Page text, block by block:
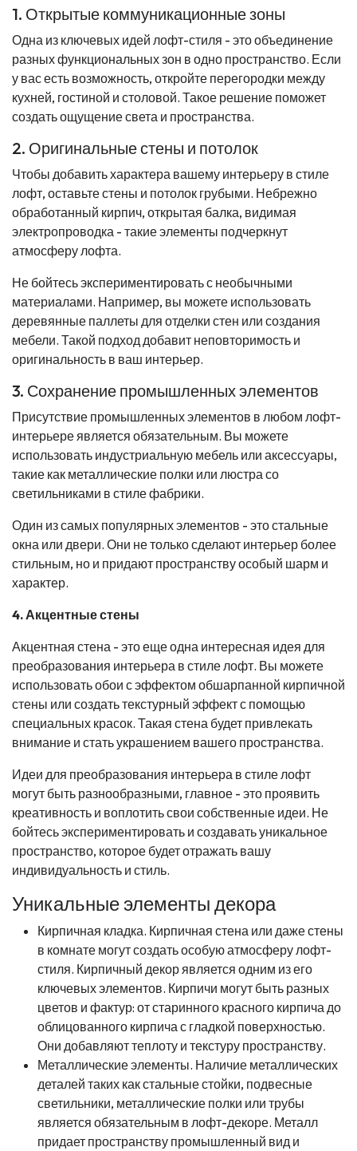
1. Открытые коммуникационные зоны
Одна из ключевых идей лофт-стиля - это объединение
разных функциональных зон в одно пространство. Если
у вас есть возможность, откройте перегородки между
кухней, гостиной и столовой. Такое решение поможет
создать ощущение света и пространства.
2. Оригинальные стены и потолок
Чтобы добавить характера вашему интерьеру в стиле
лофт, оставьте стены и потолок грубыми. Небрежно
обработанный кирпич, открытая балка, видимая
электропроводка - такие элементы подчеркнут
атмосферу лофта.
Не бойтесь экспериментировать с необычными
материалами. Например, вы можете использовать
деревянные паллеты для отделки стен или создания
мебели. Такой подход добавит неповторимость и
оригинальность в ваш интерьер.
3. Сохранение промышленных элементов
Присутствие промышленных элементов в любом лофт-
интерьере является обязательным. Вы можете
использовать индустриальную мебель или аксессуары,
такие как металлические полки или люстра со
светильниками в стиле фабрики.
Один из самых популярных элементов - это стальные
окна или двери. Они не только сделают интерьер более
стильным, но и придают пространству особый шарм и
характер.
4. Акцентные стены
Акцентная стена - это еще одна интересная идея для
преобразования интерьера в стиле лофт. Вы можете
использовать обои с эффектом обшарпанной кирпичной
стены или создать текстурный эффект с помощью
специальных красок. Такая стена будет привлекать
внимание и стать украшением вашего пространства.
Идеи для преобразования интерьера в стиле лофт
могут быть разнообразными, главное - это проявить
креативность и воплотить свои собственные идеи. Не
бойтесь экспериментировать и создавать уникальное
пространство, которое будет отражать вашу
индивидуальность и стиль.
Уникальные элементы декора
Кирпичная кладка. Кирпичная стена или даже стены
в комнате могут создать особую атмосферу лофт-
стиля. Кирпичный декор является одним из его
ключевых элементов. Кирпичи могут быть разных
цветов и фактур: от старинного красного кирпича до
облицованного кирпича с гладкой поверхностью.
Они добавляют теплоту и текстуру пространству.
Металлические элементы. Наличие металлических
деталей таких как стальные стойки, подвесные
светильники, металлические полки или трубы
является обязательным в лофт-декоре. Металл
придает пространству промышленный вид и